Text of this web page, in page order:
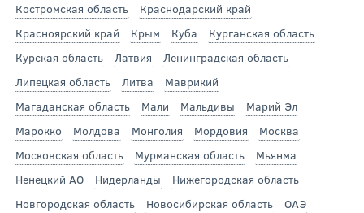
Костромская область
Краснодарский край
Красноярский край
Крым Куба
Курганская область
Курская область
Латвия
Ленинградская область
Липецкая область
Литва
Маврикий
Магаданская область
Мали Мальдивы
Марий Эл
Марокко
Молдова Монголия Мордовия
Москва
Московская область
Мурманская область
Мьянма
Ненецкий АО
Нидерланды
Нижегородская область
Новгородская область
Новосибирская область
ОАЭ